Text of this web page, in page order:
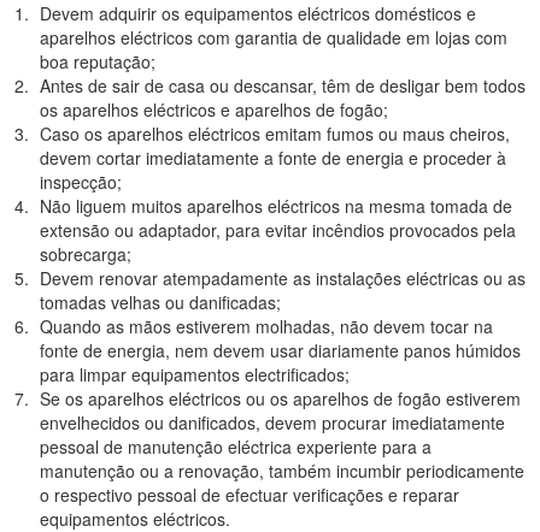
Devem adquirir os equipamentos eléctricos domésticos e
aparelhos eléctricos com garantia de qualidade em lojas com
boa reputação;
Antes de sair de casa ou descansar, têm de desligar bem todos
os aparelhos eléctricos e aparelhos de fogão;
Caso os aparelhos eléctricos emitam fumos ou maus cheiros,
devem cortar imediatamente a fonte de energia e proceder à
inspecção;
Não liguem muitos aparelhos eléctricos na mesma tomada de
extensão ou adaptador, para evitar incêndios provocados pela
sobrecarga;
Devem renovar atempadamente as instalações eléctricas ou as
tomadas velhas ou danificadas;
Quando as mãos estiverem molhadas, não devem tocar na
fonte de energia, nem devem usar diariamente panos húmidos
para limpar equipamentos electrificados;
Se os aparelhos eléctricos ou os aparelhos de fogão estiverem
envelhecidos ou danificados, devem procurar imediatamente
pessoal de manutenção eléctrica experiente para a
manutenção ou a renovação, também incumbir periodicamente
o respectivo pessoal de efectuar verificações e reparar
equipamentos eléctricos.